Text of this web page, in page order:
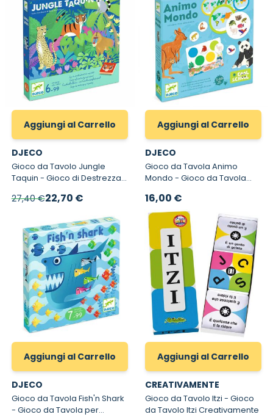
Aggiungi al Carrello
DJECO
Gioco da Tavolo Jungle
Taquin - Gioco di Destrezza
27,40 €Prezzo speciale
22,70 €
Aggiungi al Carrello
DJECO
Gioco da Tavola Animo
Mondo - Gioco da Tavola
16,00 €
Aggiungi al Carrello
DJECO
Gioco da Tavola Fish'n Shark
- Gioco da Tavola per
Aggiungi al Carrello
CREATIVAMENTE
Gioco da Tavolo Itzi - Gioco
da Tavolo Itzi Creativamente